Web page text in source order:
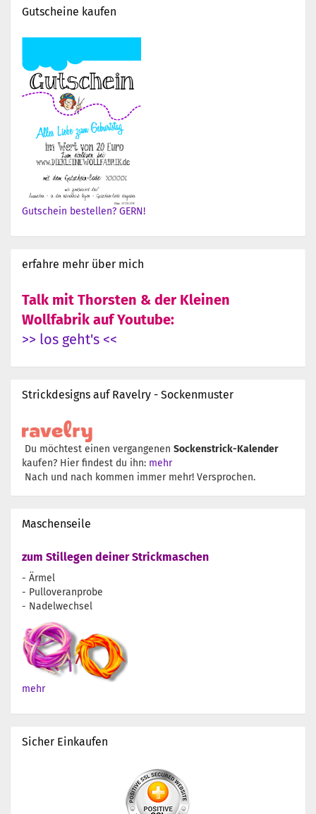
Gutscheine kaufen
Gutschein bestellen? GERN!
erfahre mehr über mich
Talk mit Thorsten & der Kleinen
Wollfabrik auf Youtube:
>> los geht's <<
Strickdesigns auf Ravelry - Sockenmuster
Du möchtest einen vergangenen Sockenstrick-Kalender
kaufen? Hier findest du ihn: mehr
Nach und nach kommen immer mehr! Versprochen.
Maschenseile
zum Stillegen deiner Strickmaschen
- Ärmel
- Pulloveranprobe
- Nadelwechsel
mehr
Sicher Einkaufen